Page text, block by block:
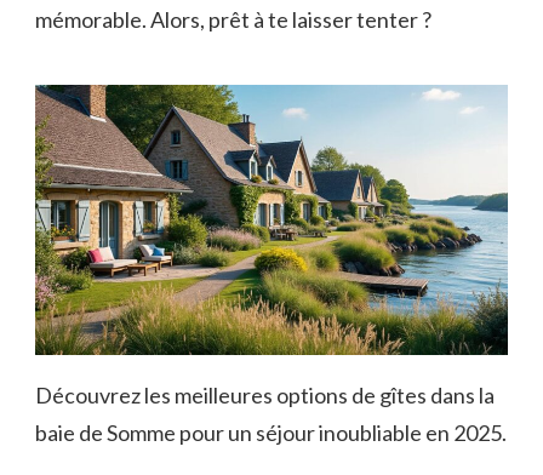
mémorable. Alors, prêt à te laisser tenter ?
Découvrez les meilleures options de gîtes dans la
baie de Somme pour un séjour inoubliable en 2025.